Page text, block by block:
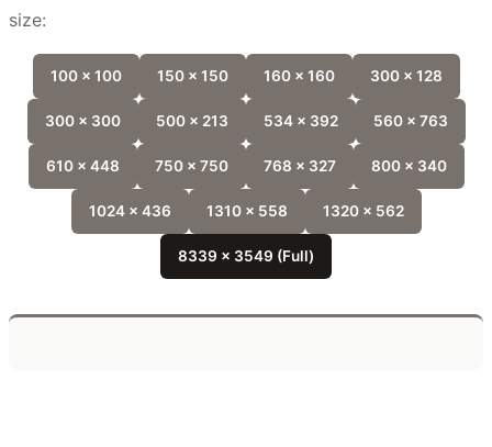
size:
100 x 100 150 x 150 160 x 160 300 x 128
300 x 300 500 x 213 534 x 392 560 x 763
610 x 448 750 x 750 768 x 327 800 x 340
1024 x 436 1310 x 558 1320 x 562
8339 x 3549 (Full)